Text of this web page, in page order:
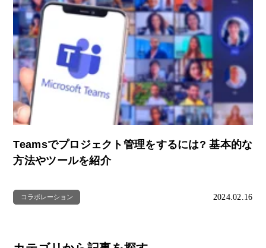
Teamsでプロジェクト管理をするには? 基本的な
方法やツールを紹介
コラボレーション 2024.02.16